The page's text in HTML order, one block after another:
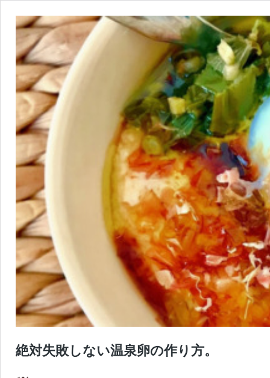
絶対失敗しない温泉卵の作り方。